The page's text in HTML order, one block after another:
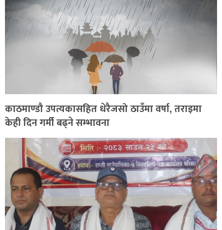
काठमाण्डौ उपत्यकासहित धेरैजसो ठाउँमा वर्षा, तराइमा
केही दिन गर्मी बढ्ने सम्भावना